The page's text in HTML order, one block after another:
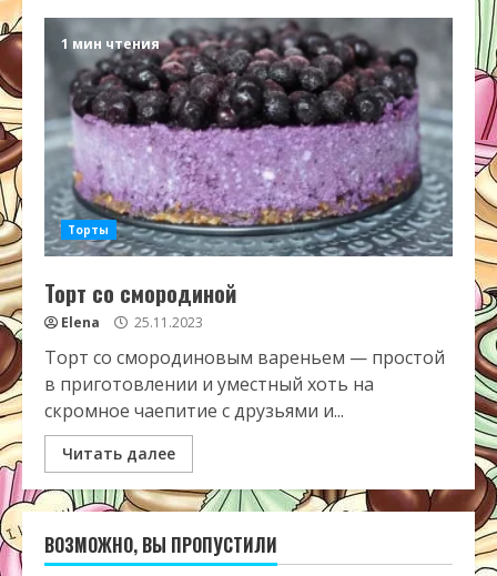
1 мин чтения
Торты
Торт со смородиной
Elena 25.11.2023
Торт со смородиновым вареньем — простой
в приготовлении и уместный хоть на
скромное чаепитие с друзьями и...
Читать далее
ВОЗМОЖНО, ВЫ ПРОПУСТИЛИ